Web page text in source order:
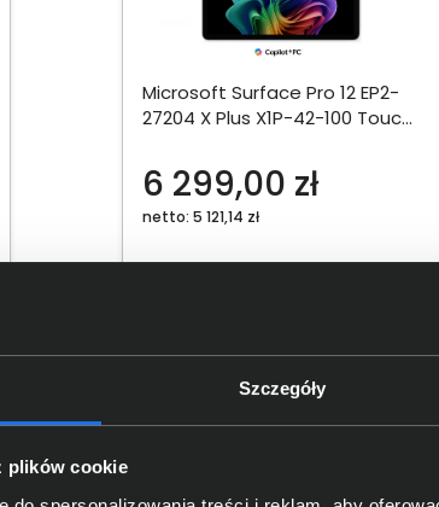
Szczegóły
plików cookie
Microsoft Surface Pro 12 EP2-
27204 X Plus X1P-42-100 Touch
Platynowy
6 299,00 zł
netto: 5 121,14 zł